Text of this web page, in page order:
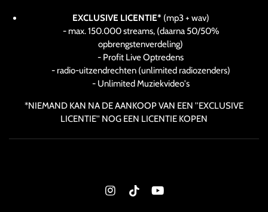
EXCLUSIVE LICENTIE* (mp3 + wav)
- max. 150.000 streams, (daarna 50/50%
opbrengstenverdeling)
- Profit Live Optredens
- radio-uitzendrechten (unlimited radiozenders)
- Unlimited Muziekvideo's
*NIEMAND KAN NA DE AANKOOP VAN EEN ''EXCLUSIVE
LICENTIE'' NOG EEN LICENTIE KOPEN
I
T
Y